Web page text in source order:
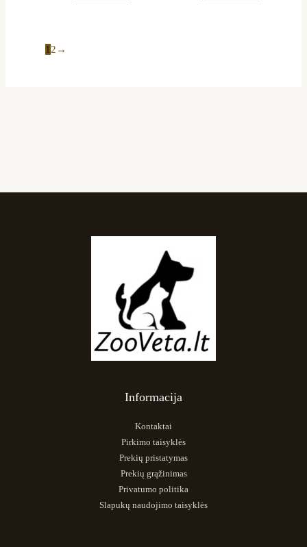
1 2 →
Informacija
Kontaktai
Pirkimo taisyklės
Prekių pristatymas
Prekių grąžinimas
Privatumo politika
Slapukų naudojimo taisyklės